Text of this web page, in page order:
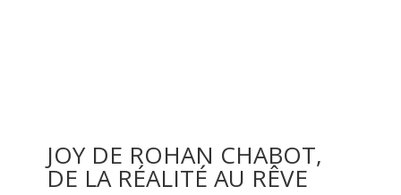
JOY DE ROHAN CHABOT,
DE LA RÉALITÉ AU RÊVE